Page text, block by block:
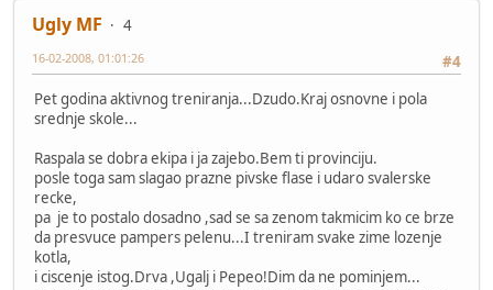
Ugly MF
4
#4
16-02-2008, 01:01:26
Pet godina aktivnog treniranja...Dzudo.Kraj osnovne i pola
srednje skole...
Raspala se dobra ekipa i ja zajebo.Bem ti provinciju.
posle toga sam slagao prazne pivske flase i udaro svalerske
recke,
pa je to postalo dosadno ,sad se sa zenom takmicim ko ce brze
da presvuce pampers pelenu...I treniram svake zime lozenje
kotla,
i ciscenje istog.Drva ,Ugalj i Pepeo!Dim da ne pominjem...